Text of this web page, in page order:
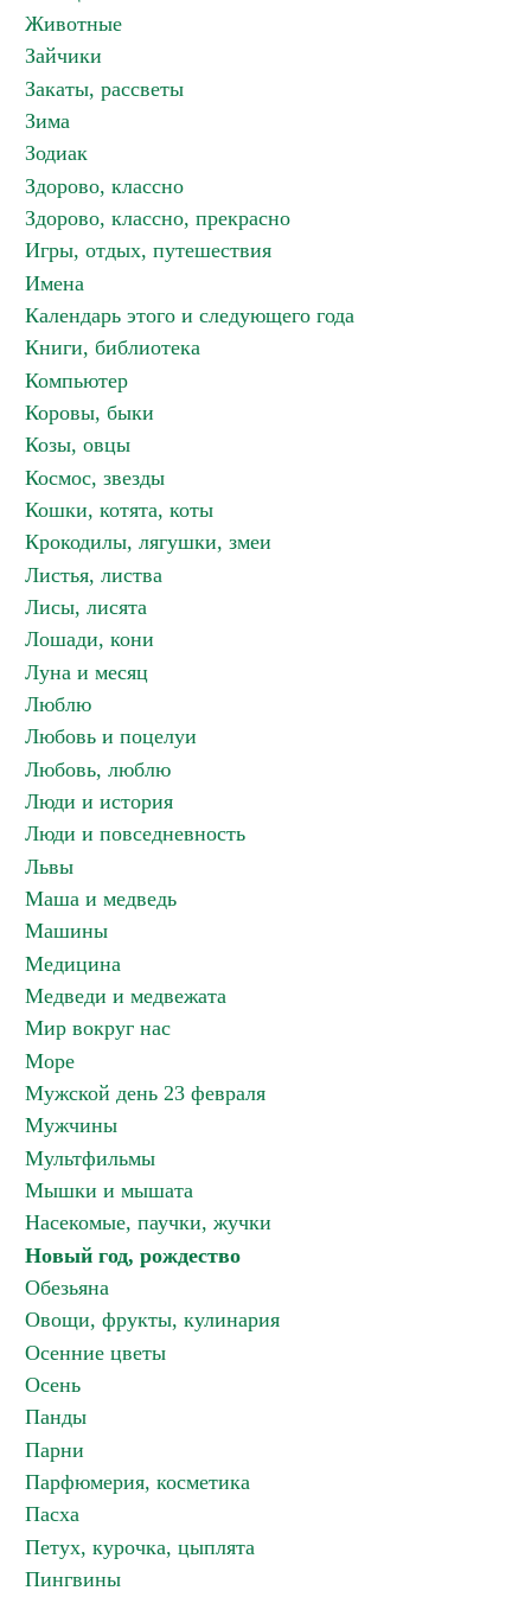
Животные
Зайчики
Закаты, рассветы
Зима
Зодиак
Здорово, классно
Здорово, классно, прекрасно
Игры, отдых, путешествия
Имена
Календарь этого и следующего года
Книги, библиотека
Компьютер
Коровы, быки
Козы, овцы
Космос, звезды
Кошки, котята, коты
Крокодилы, лягушки, змеи
Листья, листва
Лисы, лисята
Лошади, кони
Луна и месяц
Люблю
Любовь и поцелуи
Любовь, люблю
Люди и история
Люди и повседневность
Львы
Маша и медведь
Машины
Медицина
Медведи и медвежата
Мир вокруг нас
Море
Мужской день 23 февраля
Мужчины
Мультфильмы
Мышки и мышата
Насекомые, паучки, жучки
Новый год, рождество
Обезьяна
Овощи, фрукты, кулинария
Осенние цветы
Осень
Панды
Парни
Парфюмерия, косметика
Пасха
Петух, курочка, цыплята
Пингвины